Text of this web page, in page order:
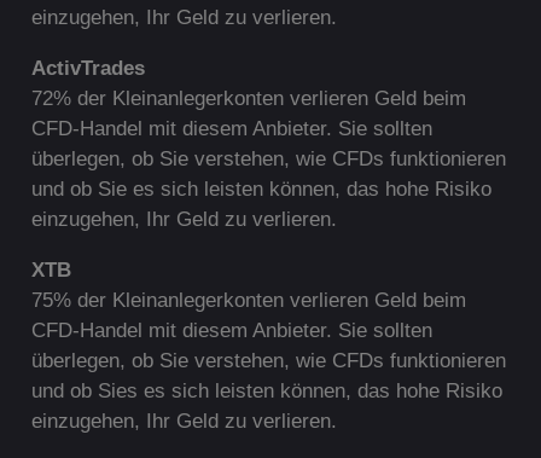
einzugehen, Ihr Geld zu verlieren.
ActivTrades
72% der Kleinanlegerkonten verlieren Geld beim
CFD-Handel mit diesem Anbieter. Sie sollten
überlegen, ob Sie verstehen, wie CFDs funktionieren
und ob Sie es sich leisten können, das hohe Risiko
einzugehen, Ihr Geld zu verlieren.
XTB
75% der Kleinanlegerkonten verlieren Geld beim
CFD-Handel mit diesem Anbieter. Sie sollten
überlegen, ob Sie verstehen, wie CFDs funktionieren
und ob Sies es sich leisten können, das hohe Risiko
einzugehen, Ihr Geld zu verlieren.